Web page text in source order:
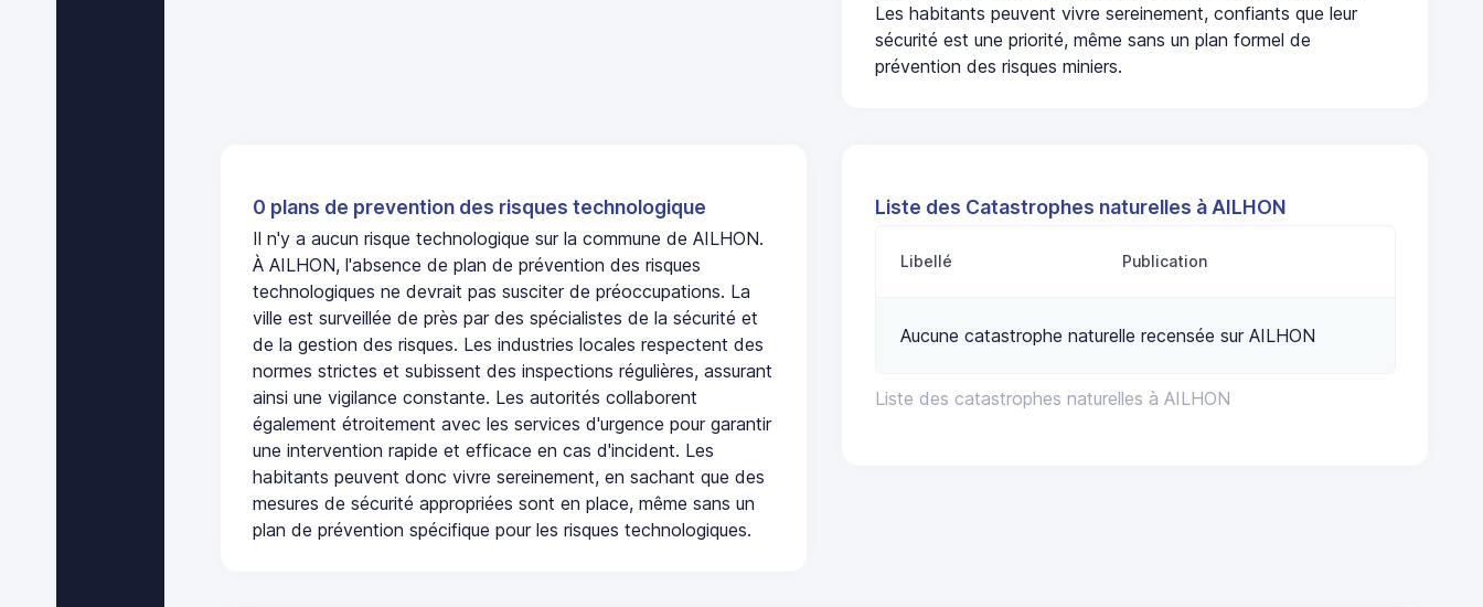
Les habitants peuvent vivre sereinement, confiants que leur
sécurité est une priorité, même sans un plan formel de
prévention des risques miniers.
0 plans de prevention des risques technologique
Il n'y a aucun risque technologique sur la commune de AILHON.
À AILHON, l'absence de plan de prévention des risques
technologiques ne devrait pas susciter de préoccupations. La
ville est surveillée de près par des spécialistes de la sécurité et
de la gestion des risques. Les industries locales respectent des
normes strictes et subissent des inspections régulières, assurant
ainsi une vigilance constante. Les autorités collaborent
également étroitement avec les services d'urgence pour garantir
une intervention rapide et efficace en cas d'incident. Les
habitants peuvent donc vivre sereinement, en sachant que des
mesures de sécurité appropriées sont en place, même sans un
plan de prévention spécifique pour les risques technologiques.
Liste des Catastrophes naturelles à AILHON
Liste des catastrophes naturelles à AILHON
Libellé Publication
Aucune catastrophe naturelle recensée sur AILHON